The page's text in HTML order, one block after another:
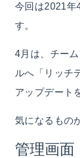
今回は2021年
す。
4月は、 チー
ルへ 「リッ
アップデート
気になるもの
管理画面